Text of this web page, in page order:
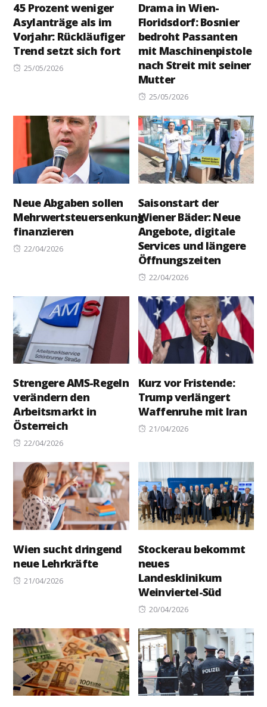
45 Prozent weniger
Asylanträge als im
Vorjahr: Rückläufiger
Trend setzt sich fort
Posted
25/05/2026
Drama in Wien-
Floridsdorf: Bosnier
bedroht Passanten
mit Maschinenpistole
nach Streit mit seiner
Mutter
Posted
25/05/2026
Neue Abgaben sollen
Mehrwertsteuersenkung
finanzieren
Posted
22/04/2026
Saisonstart der
Wiener Bäder: Neue
Angebote, digitale
Services und längere
Öffnungszeiten
Posted
22/04/2026
Strengere AMS-Regeln
verändern den
Arbeitsmarkt in
Österreich
Posted
22/04/2026
Kurz vor Fristende:
Trump verlängert
Waffenruhe mit Iran
Posted
21/04/2026
Wien sucht dringend
neue Lehrkräfte
Posted
21/04/2026
Stockerau bekommt
neues
Landesklinikum
Weinviertel-Süd
Posted
20/04/2026